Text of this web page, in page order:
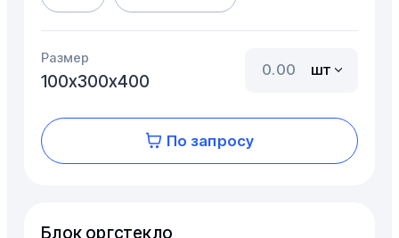
Размер
100х300х400
шт
По запросу
Блок оргстекло